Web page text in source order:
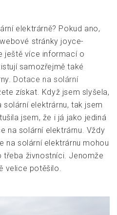
elektrárně? Pokud ano,
stránky joyce-
ještě více informací o
samozřejmě také
Dotace na solární
získat. Když jsem slyšela,
elektrárnu, tak jsem
jsem, že i já jako jediná
na solární elektrárnu. Vždy
na solární elektrárnu mohou
živnostníci. Jenomže
velice potěšilo.